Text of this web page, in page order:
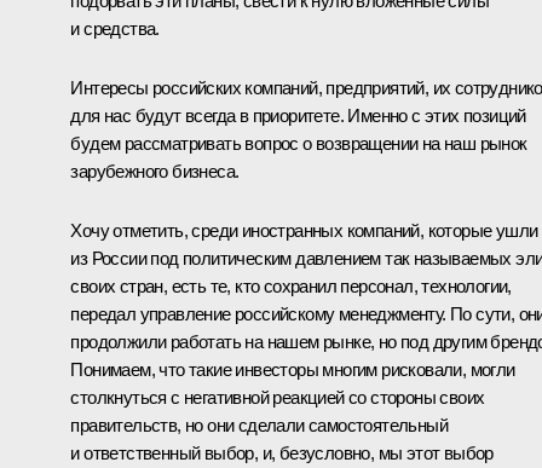
и средства.
Интересы российских компаний, предприятий, их
для нас будут всегда в приоритете. Именно с этих позиций
будем рассматривать вопрос о возвращении на наш рынок
зарубежного бизнеса.
Хочу отметить, среди иностранных компаний, которые ушли
из России под политическим давлением так называемых
своих стран, есть те, кто сохранил персонал, технологии,
передал управление российскому менеджменту. По сути,
продолжили работать на нашем рынке, но под другим
Понимаем, что такие инвесторы многим рисковали, могли
столкнуться с негативной реакцией со стороны своих
правительств, но они сделали самостоятельный
и ответственный выбор, и, безусловно, мы этот выбор